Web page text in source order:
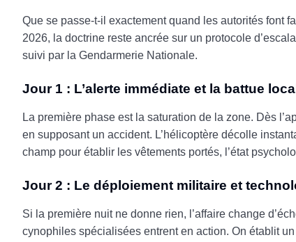
Que se passe-t-il exactement quand les autorités font
2026, la doctrine reste ancrée sur un protocole
suivi par la Gendarmerie Nationale.
Jour 1 : L’alerte immédiate et la battue
La première phase est la saturation de la zone. Dès
en supposant un accident. L’hélicoptère décolle
champ pour établir les vêtements portés, l’état
Jour 2 : Le déploiement militaire et
Si la première nuit ne donne rien, l’affaire change
cynophiles spécialisées entrent en action. On établit